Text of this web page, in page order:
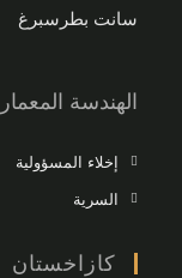
سانت بطرسبرغ
الهندسة
إخلاء المسؤولية
السرية
كازاخستان